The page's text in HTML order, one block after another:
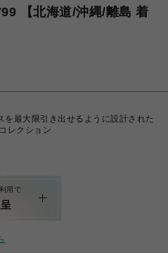
【北海道/沖縄/離島 着
を最大限引き出せるように設計された
レクション
用で